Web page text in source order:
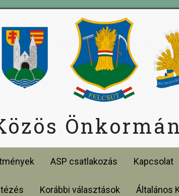
ASP csatlakozás Kapcsolat
Korábbi választások Általános